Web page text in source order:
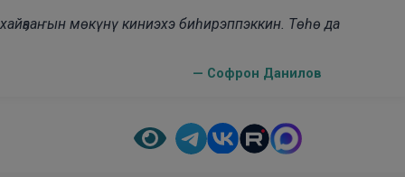
мөкүнү киниэхэ биһирэппэккин. Төһө да
— Софрон Данилов